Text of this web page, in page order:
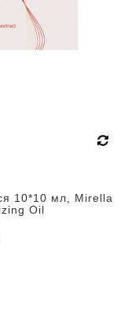
10*10 мл, Mirella
Oil